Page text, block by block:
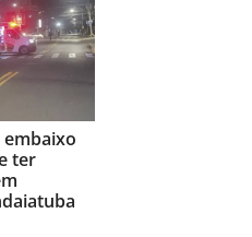
ter